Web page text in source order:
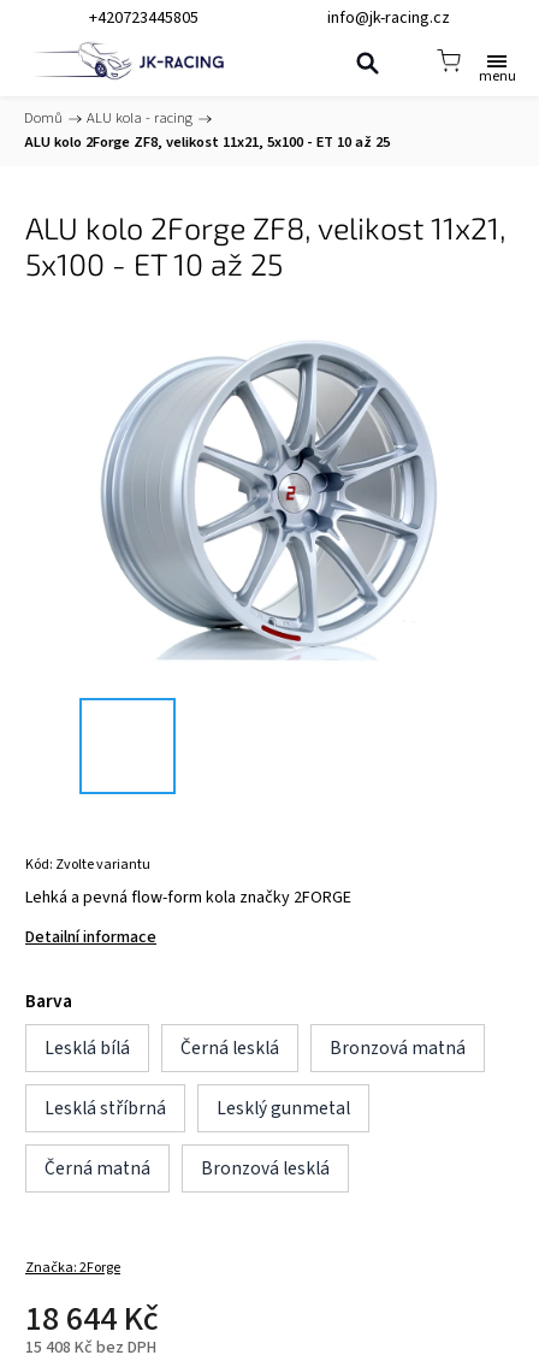
+420723445805 info@jk-racing.cz
Domů / ALU kola - racing /
ALU kolo 2Forge ZF8, velikost 11x21, 5x100 - ET 10 až 25
ALU kolo 2Forge ZF8, velikost 11x21,
5x100 - ET 10 až 25
Kód: Zvolte variantu
Lehká a pevná flow-form kola značky 2FORGE
Detailní informace
Barva
Lesklá bílá
Černá lesklá Bronzová matná
Lesklá stříbrná Lesklý gunmetal
Černá matná Bronzová lesklá
Značka:2Forge
18 644 Kč
15 408 Kč bez DPH